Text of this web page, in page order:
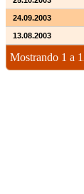
24.09.2003
13.08.2003
Mostrando 1 a